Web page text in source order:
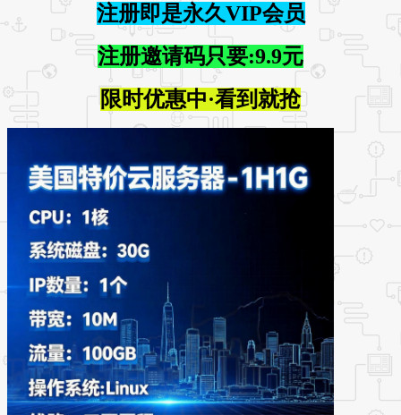
注册即是永久VIP会员
注册邀请码只要:9.9元
限时优惠中·看到就抢